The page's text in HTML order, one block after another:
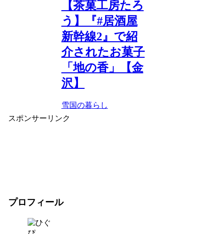
【茶菓工房たろ
う】『#居酒屋
新幹線2』で紹
介されたお菓子
「地の香」【金
沢】
雪国の暮らし
スポンサーリンク
プロフィール